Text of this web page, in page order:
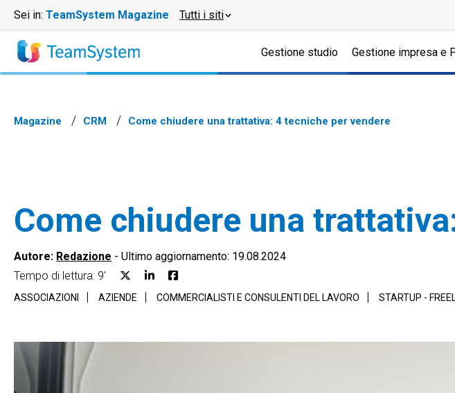
Sei in: TeamSystem Magazine Tutti i siti
Gestione studio Gestione impresa e
Magazine CRM Come chiudere una trattativa: 4 tecniche per vendere
Come chiudere una
Autore: Redazione - Ultimo aggiornamento: 19.08.2024
Tempo di lettura: 9'
ASSOCIAZIONI AZIENDE COMMERCIALISTI E CONSULENTI DEL LAVORO STARTUP -